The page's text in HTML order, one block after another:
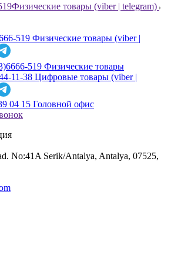
Физические товары (viber | telegram)
519 Физические товары (viber |
519 Физические товары
11-38 Цифровые товары (viber |
04 15 Головной офис
No:41A Serik/Antalya, Antalya, 07525,